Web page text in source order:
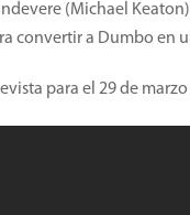
(Michael
convertir a Dumbo en
para el 29 de marzo